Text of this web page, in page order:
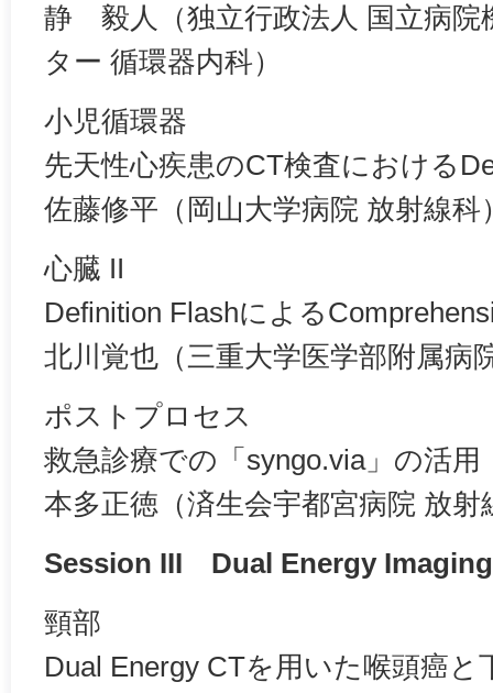
静 毅人（独立行政法人 国立病院
ター 循環器内科）
小児循環器
先天性心疾患のCT検査における
佐藤修平（岡山大学病院 放射線科
心臓 II
Definition Flashによる
北川覚也（三重大学医学部附属病
ポストプロセス
救急診療での「syngo.via」の活用
本多正徳（済生会宇都宮病院 放射
Session III Dual Energy Imaging
頸部
Dual Energy CTを用いた喉頭癌と